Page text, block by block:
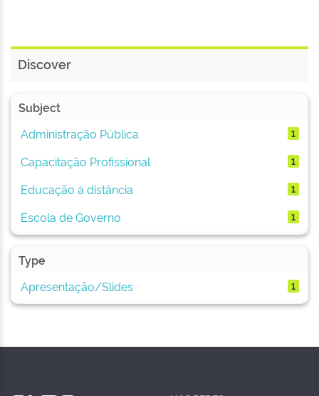
Discover
Subject
Administração Pública
1
Capacitação Profissional 1
Educação à distância 1
Escola de Governo 1
Type
Apresentação/Slides
1